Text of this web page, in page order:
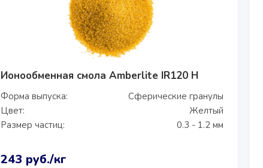
Ионообменная смола Amberlite IR120 H
Форма выпуска:
Сферические гранулы
Цвет:
Желтый
Размер частиц:
0.3 - 1.2 мм
243 руб./кг